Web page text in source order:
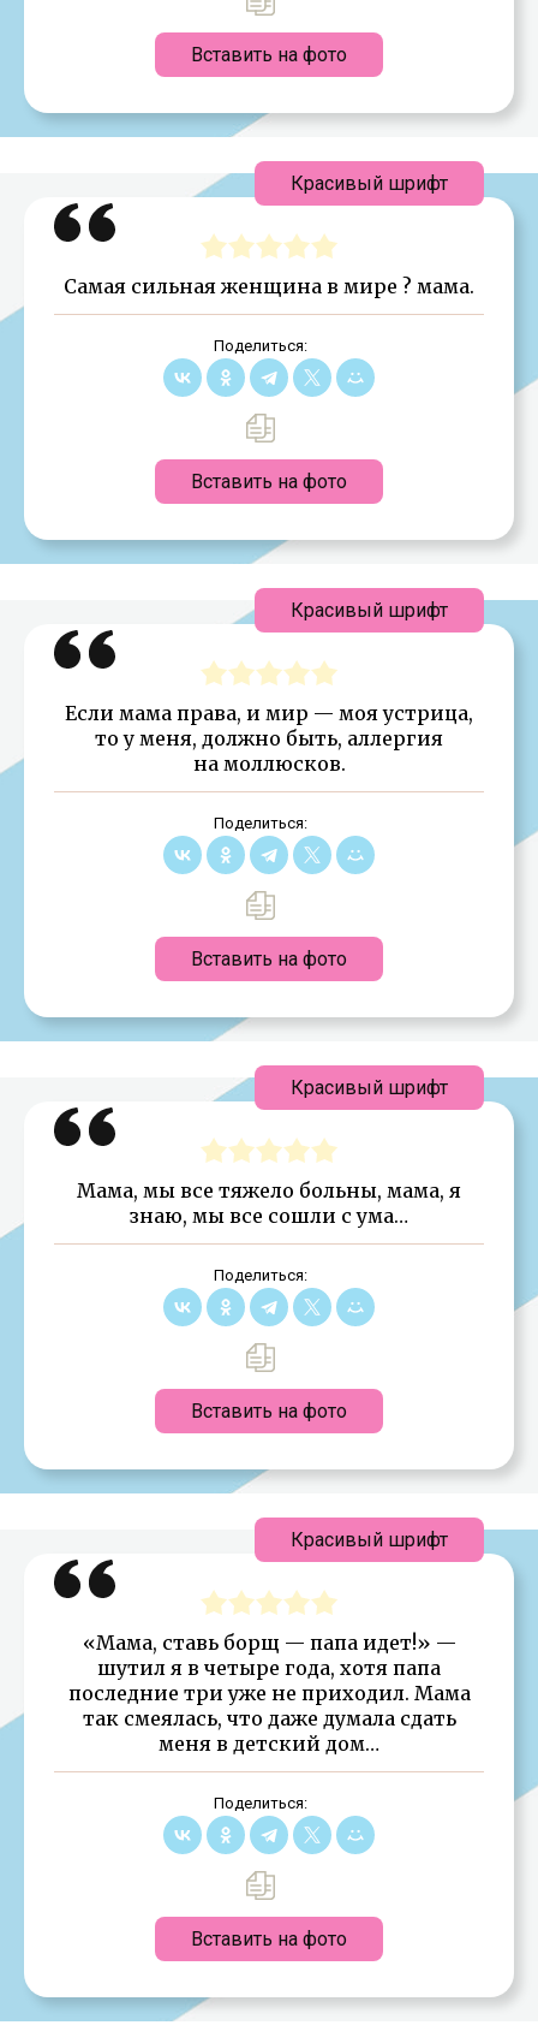
Вставить на фото
Самая сильная женщина в мире ? мама.
Поделиться:
Вставить на фото
Красивый шрифт
Если мама права, и мир — моя устрица,
то у меня, должно быть, аллергия
на моллюсков.
Поделиться:
Вставить на фото
Красивый шрифт
Мама, мы все тяжело больны, мама, я
знаю, мы все сошли с ума…
Поделиться:
Вставить на фото
Красивый шрифт
«Мама, ставь борщ — папа идет!» —
шутил я в четыре года, хотя папа
последние три уже не приходил. Мама
так смеялась, что даже думала сдать
меня в детский дом…
Поделиться:
Вставить на фото
Красивый шрифт